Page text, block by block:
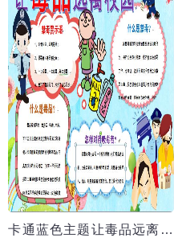
卡通蓝色主题让毒品远离学校